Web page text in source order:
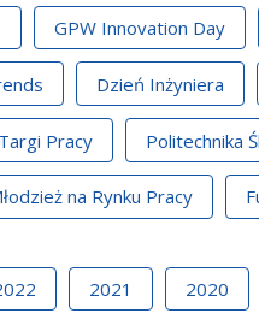
GPW Innovation Day
Dzień Inżyniera
Targi Pracy Politechnika
na Rynku Pracy
2021 2020